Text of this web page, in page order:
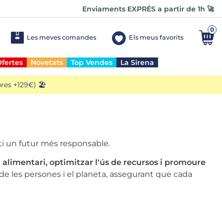
Enviaments EXPRÉS a partir de 1h 🚀
Les meves comandes Els meus favorits
0
Novetats Top Vendes La Sirena
+129€) 🏖️
un futur més responsable.
optimitzar l'ús de recursos i promoure
les persones i el planeta, assegurant que cada